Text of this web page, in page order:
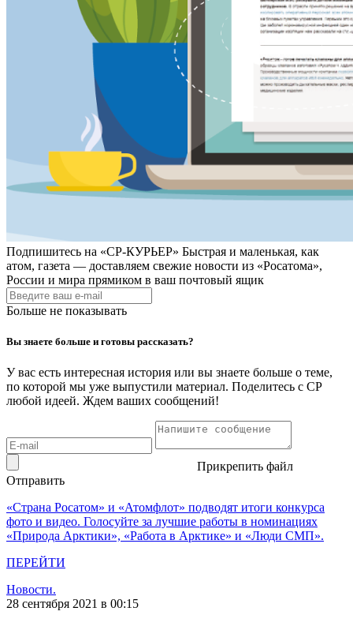
Подпишитесь на «СР-КУРЬЕР» Быстрая и маленькая, как
атом, газета — доставляем свежие новости из «Росатома»,
России и мира прямиком в ваш почтовый ящик
Больше не показывать
Вы знаете больше и готовы рассказать?
У вас есть интересная история или вы знаете больше о теме,
по которой мы уже выпустили материал. Поделитесь с СР
любой идеей. Ждем ваших сообщений!
Прикрепить файл
Отправить
«Страна Росатом» и «Атомфлот» подводят итоги конкурса
фото и видео. Голосуйте за лучшие работы в номинациях
«Природа Арктики», «Работа в Арктике» и «Люди СМП».
ПЕРЕЙТИ
Новости.
28 сентября 2021 в 00:15